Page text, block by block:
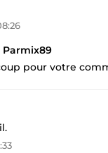
Parmix89
pour votre